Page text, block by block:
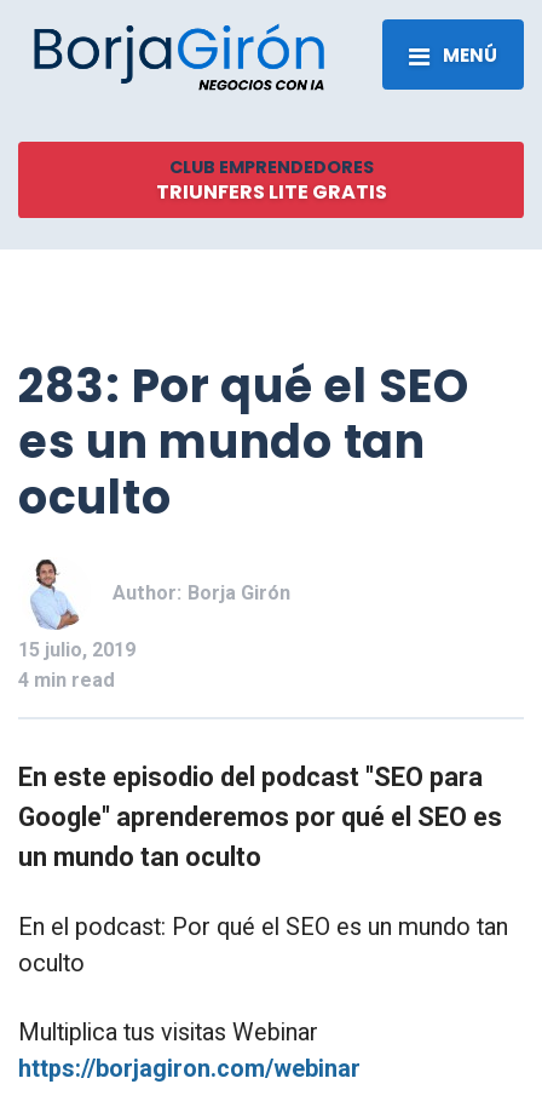
MENÚ
CLUB EMPRENDEDORES
TRIUNFERS LITE GRATIS
283: Por qué el SEO
es un mundo tan
oculto
Author: Borja Girón
15 julio, 2019
4 min read
En este episodio del podcast "SEO para
Google" aprenderemos por qué el SEO es
un mundo tan oculto
En el podcast: Por qué el SEO es un mundo tan
oculto
Multiplica tus visitas Webinar
https://borjagiron.com/webinar